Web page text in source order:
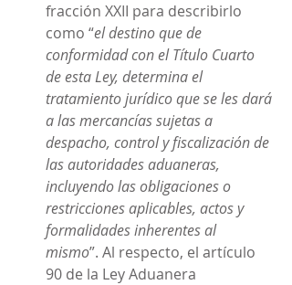
fracción XXII para describirlo
como “el destino que de
conformidad con el Título Cuarto
de esta Ley, determina el
tratamiento jurídico que se les dará
a las mercancías sujetas a
despacho, control y fiscalización de
las autoridades aduaneras,
incluyendo las obligaciones o
restricciones aplicables, actos y
formalidades inherentes al
mismo”. Al respecto, el artículo
90 de la Ley Aduanera